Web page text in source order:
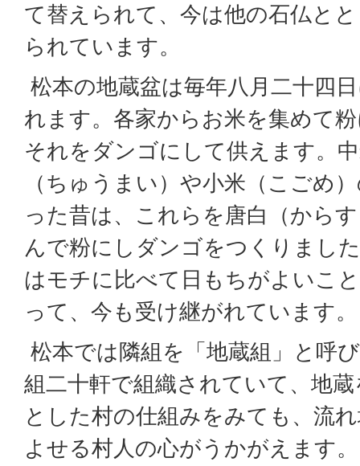
て替えられて、今は他の石仏と
られています。
松本の地蔵盆は毎年八月二十四
れます。各家からお米を集めて
それをダンゴにして供えます。
（ちゅうまい）や小米（こごめ
った昔は、これらを唐白（から
んで粉にしダンゴをつくりまし
はモチに比べて日もちがよいこ
って、今も受け継がれています。
松本では隣組を「地蔵組」と呼
組二十軒で組織されていて、地
とした村の仕組みをみても、流
よせる村人の心がうかがえます